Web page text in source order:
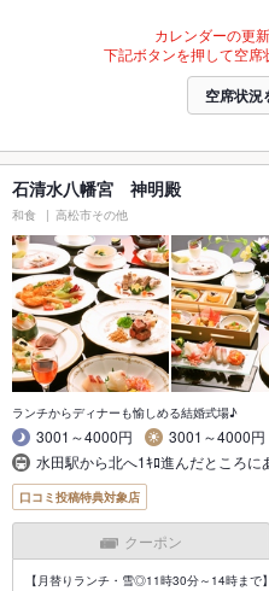
カレンダーの更
下記ボタンを押して空席
空席状況
石清水八幡宮 神明殿
和食 高松市その他
ランチからディナーも愉しめる結婚式場♪
3001～4000円
3001～4000円
水田駅から北へ1ｷﾛ進んだところに
口コミ投稿特典対象店
クーポン
【月替りランチ・雪◎11時30分～14時まで